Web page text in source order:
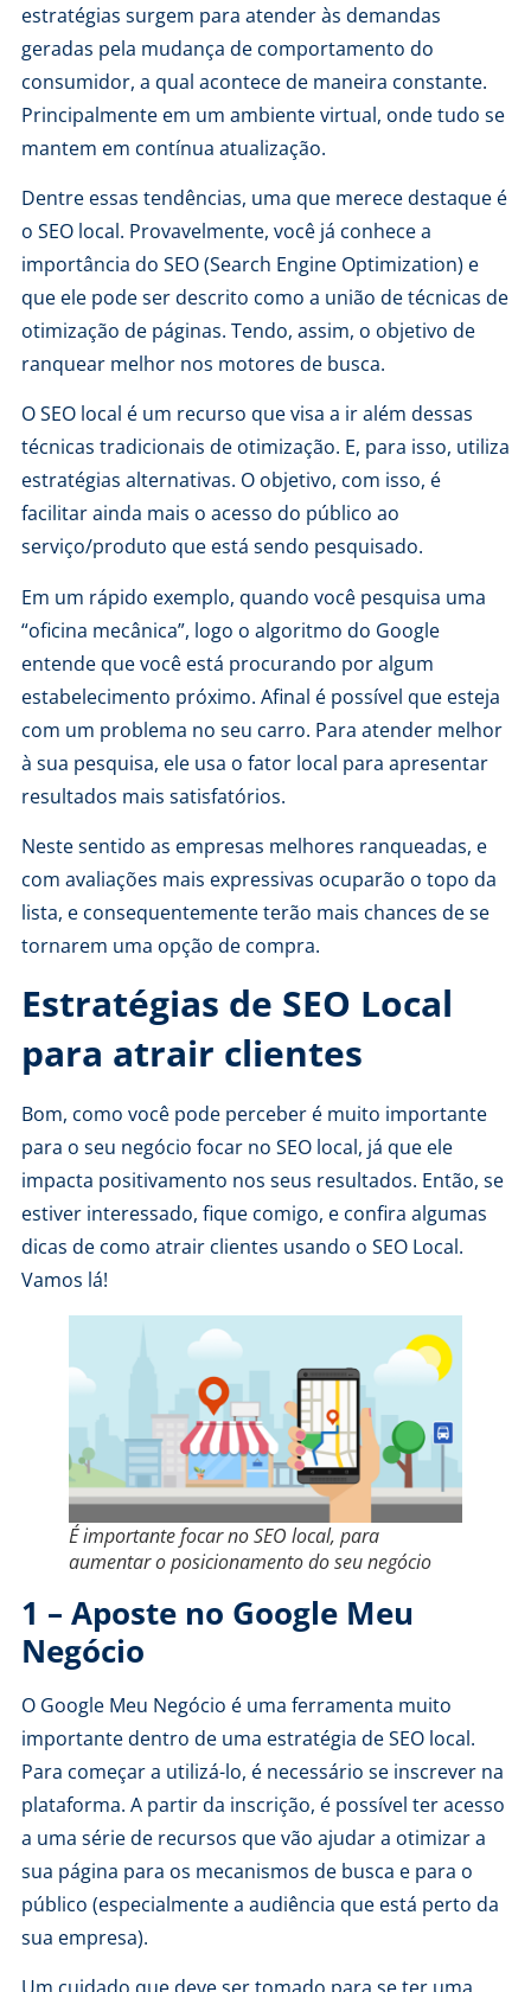
estratégias surgem para atender às demandas
geradas pela mudança de comportamento do
consumidor, a qual acontece de maneira constante.
Principalmente em um ambiente virtual, onde tudo se
mantem em contínua atualização.
Dentre essas tendências, uma que merece destaque é
o SEO local. Provavelmente, você já conhece a
importância do SEO(Search Engine Optimization) e
que ele pode ser descrito como a união de técnicas de
otimização de páginas. Tendo, assim, o objetivo de
ranquear melhor nos motores de busca.
O SEO local é um recurso que visa a ir além dessas
técnicas tradicionais de otimização. E, para isso, utiliza
estratégias alternativas. O objetivo, com isso, é
facilitar ainda mais o acesso do público ao
serviço/produto que está sendo pesquisado.
Em um rápido exemplo, quando você pesquisa uma
“oficina mecânica”, logo o algoritmo do Google
entende que você está procurando por algum
estabelecimento próximo. Afinal é possível que esteja
com um problema no seu carro. Para atender melhor
à sua pesquisa, ele usa o fator local para apresentar
resultados mais satisfatórios.
Neste sentido as empresas melhores ranqueadas, e
com avaliações mais expressivas ocuparão o topo da
lista, e consequentemente terão mais chances de se
tornarem uma opção de compra.
Estratégias de SEO Local
para atrair clientes
Bom, como você pode perceber é muito importante
para o seu negócio focar no SEO local, já que ele
impacta positivamento nos seus resultados. Então, se
estiver interessado, fique comigo, e confira algumas
dicas de como atrair clientes usando o SEO Local.
Vamos lá!
É importante focar no SEO local, para
aumentar o posicionamento do seu negócio
1 – Aposte no Google Meu
Negócio
O Google Meu Negócio é uma ferramenta muito
importante dentro de uma estratégia de SEO local.
Para começar a utilizá-lo, é necessário se inscrever na
plataforma. A partir da inscrição, é possível ter acesso
a uma série de recursos que vão ajudar a otimizar a
sua página para os mecanismos de busca e para o
público (especialmente a audiência que está perto da
sua empresa).